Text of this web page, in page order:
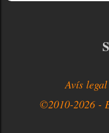
Avís legal
©2010-2026 -